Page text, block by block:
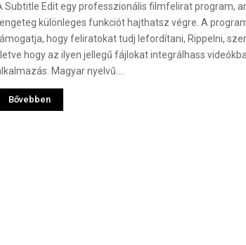
Subtitle Edit egy professzionális filmfelirat program,
különleges funkciót hajthatsz végre. A
hogy feliratokat tudj lefordítani, Rippelni,
hogy az ilyen jellegű fájlokat integrálhass
Magyar nyelvű....
Bővebben